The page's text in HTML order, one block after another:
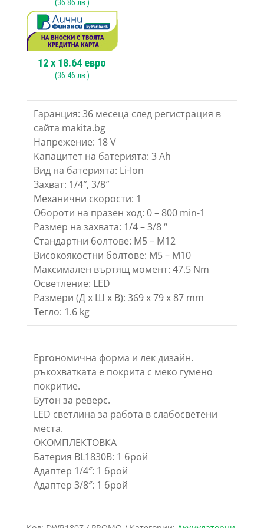
(36.86 лв.)
12x 18.64 евро
(36.46 лв.)
Гаранция: 36 месеца след регистрация в
сайта makita.bg
Напрежение: 18 V
Капацитет на батерията: 3 Ah
Вид на батерията: Li-Ion
Захват: 1/4″, 3/8″
Механични скорости: 1
Обороти на празен ход: 0 – 800 min-1
Размер на захвата: 1/4 – 3/8 “
Стандартни болтове: M5 – M12
Високоякостни болтове: M5 – M10
Максимален въртящ момент: 47.5 Nm
Осветление: LED
Размери (Д х Ш х В): 369 x 79 x 87 mm
Тегло: 1.6 kg
Ергономична форма и лек дизайн.
ръкохватката е покрита с меко гумено
покритие.
Бутон за реверс.
LED светлина за работа в слабосветени
места.
ОКОМПЛЕКТОВКА
Батерия BL1830B: 1 брой
Адаптер 1/4″: 1 брой
Адаптер 3/8″: 1 брой